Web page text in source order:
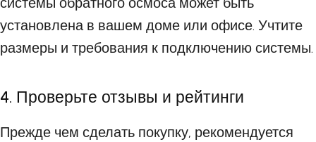
установлена в вашем доме или офисе. Учтите
размеры и требования к подключению системы.
4. Проверьте отзывы и рейтинги
Прежде чем сделать покупку, рекомендуется